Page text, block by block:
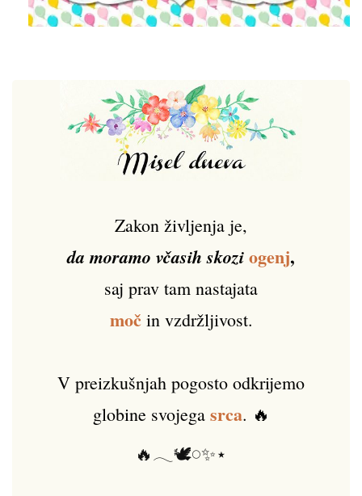
Zakon življenja je,
da moramo včasih skoziogenj,
saj prav tam nastajata
močin vzdržljivost.
V preizkušnjah pogosto odkrijemo
globine svojega srca. 🔥
🔥𓂃🕊️𓏸✨⋆